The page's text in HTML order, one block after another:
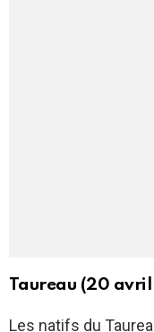
Taureau (20
Les natifs du